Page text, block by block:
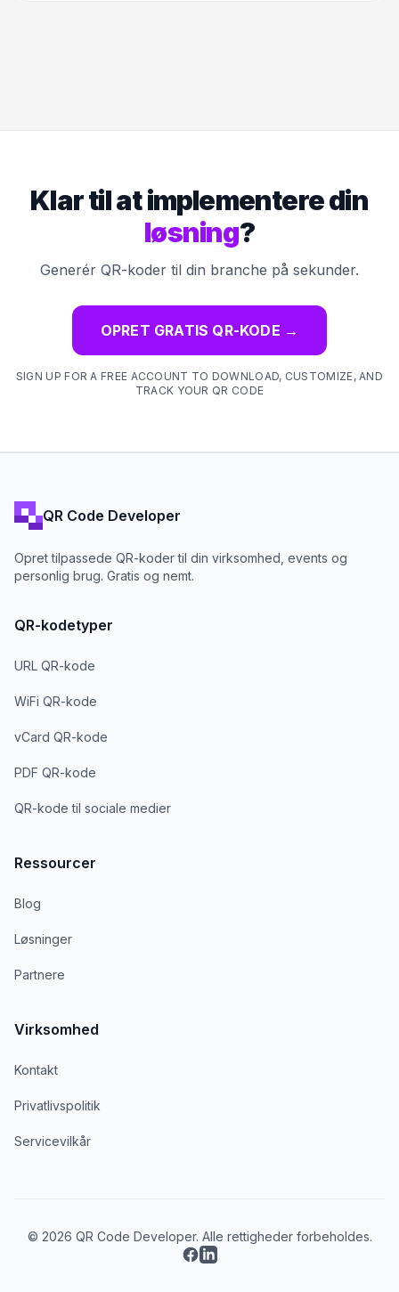
Klar til at implementere din
løsning?
Generér QR-koder til din branche på sekunder.
OPRET GRATIS QR-KODE →
SIGN UP FOR A FREE ACCOUNT TO DOWNLOAD, CUSTOMIZE, AND
TRACK YOUR QR CODE
QR Code Developer
Opret tilpassede QR-koder til din virksomhed, events og
personlig brug. Gratis og nemt.
QR-kodetyper
URL QR-kode
WiFi QR-kode
vCard QR-kode
PDF QR-kode
QR-kode til sociale medier
Ressourcer
Blog
Løsninger
Partnere
Virksomhed
Kontakt
Privatlivspolitik
Servicevilkår
© 2026 QR Code Developer. Alle rettigheder forbeholdes.